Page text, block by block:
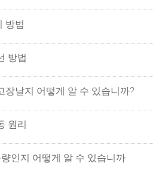
방법
방법
장날지 어떻게 알 수 있습니까?
원리
인지 어떻게 알 수 있습니까